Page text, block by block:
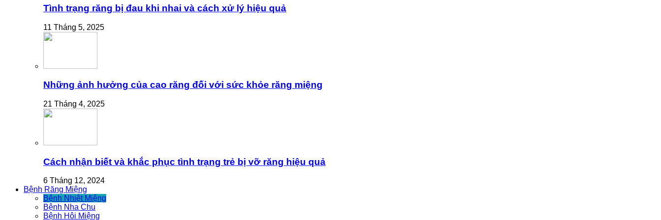
Tình trạng răng bị đau khi nhai và cách xử lý hiệu quả
11 Tháng 5, 2025
Những ảnh hưởng của cao răng đối với sức khỏe răng miệng
21 Tháng 4, 2025
Cách nhận biết và khắc phục tình trạng trẻ bị vỡ răng hiệu quả
6 Tháng 12, 2024
Bệnh Răng Miệng
Bệnh Nhiệt Miệng
Bệnh Nha Chu
Bệnh Hôi Miệng